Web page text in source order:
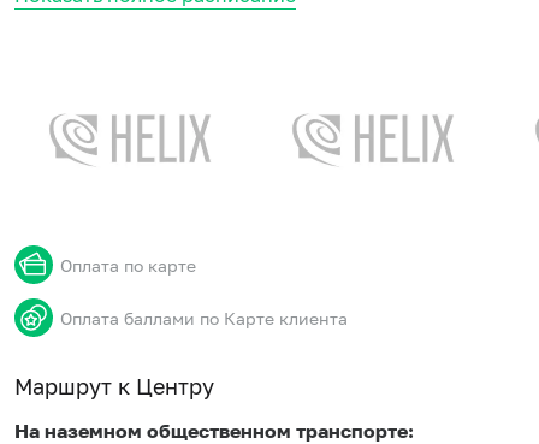
Оплата по карте
Оплата баллами по Карте клиента
Маршрут к Центру
На наземном общественном транспорте: